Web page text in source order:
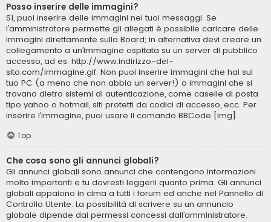
Posso inserire delle immagini?
Sì, puoi inserire delle immagini nei tuoi messaggi. Se
l’amministratore permette gli allegati è possibile caricare delle
immagini direttamente sulla Board; in alternativa devi creare un
collegamento a un’immagine ospitata su un server di pubblico
accesso, ad es. http://www.indirizzo-del-
sito.com/immagine.gif. Non puoi inserire immagini che hai sul
tuo PC (a meno che non abbia un server!) o immagini che si
trovano dietro sistemi di autenticazione, come caselle di posta
tipo yahoo o hotmail, siti protetti da codici di accesso, ecc. Per
inserire l’immagine, puoi usare il comando BBCode [img].
Top
Che cosa sono gli annunci globali?
Gli annunci globali sono annunci che contengono informazioni
molto importanti e tu dovresti leggerli quanto prima. Gli annunci
globali appaiono in cima a tutti i forum ed anche nel Pannello di
Controllo Utente. La possibilità di scrivere su un annuncio
globale dipende dai permessi concessi dall’amministratore.